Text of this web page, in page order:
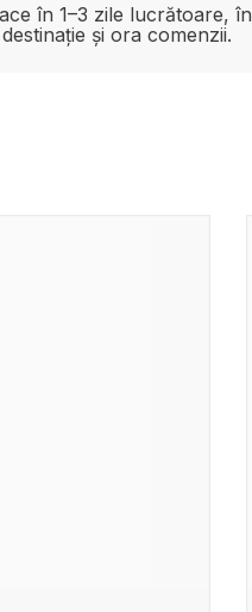
în 1–3 zile lucrătoare, în
și ora comenzii.